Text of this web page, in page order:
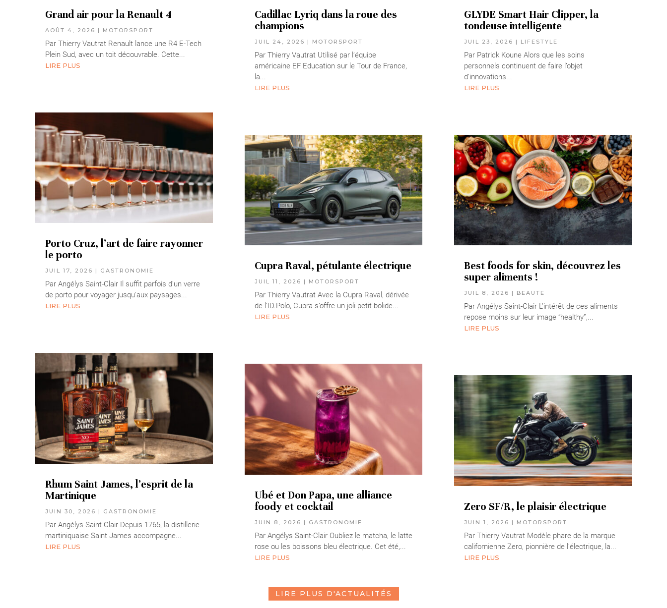
Grand air pour la Renault 4
AOÛT 4, 2026 | MOTORSPORT
Par Thierry Vautrat Renault lance une R4 E-Tech
Plein Sud, avec un toit découvrable. Cette...
LIRE PLUS
Porto Cruz, l’art de faire rayonner
le porto
JUIL 17, 2026 | GASTRONOMIE
Par Angélys Saint-Clair Il suffit parfois d'un verre
de porto pour voyager jusqu'aux paysages...
LIRE PLUS
Rhum Saint James, l’esprit de la
Martinique
JUIN 30, 2026 | GASTRONOMIE
Par Angélys Saint-Clair Depuis 1765, la distillerie
martiniquaise Saint James accompagne...
LIRE PLUS
Cadillac Lyriq dans la roue des
champions
JUIL 24, 2026 | MOTORSPORT
Par Thierry Vautrat Utilisé par l’équipe
américaine EF Education sur le Tour de France,
la...
LIRE PLUS
Cupra Raval, pétulante électrique
JUIL 11, 2026 | MOTORSPORT
Par Thierry Vautrat Avec la Cupra Raval, dérivée
de l’ID.Polo, Cupra s’offre un joli petit bolide...
LIRE PLUS
Ubé et Don Papa, une alliance
foody et cocktail
JUIN 8, 2026 | GASTRONOMIE
Par Angélys Saint-Clair Oubliez le matcha, le latte
rose ou les boissons bleu électrique. Cet été,...
LIRE PLUS
GLYDE Smart Hair Clipper, la
tondeuse intelligente
JUIL 23, 2026 | LIFESTYLE
Par Patrick Koune Alors que les soins
personnels continuent de faire l’objet
d’innovations...
LIRE PLUS
Best foods for skin, découvrez les
super aliments !
JUIL 8, 2026 | BEAUTE
Par Angélys Saint-Clair L’intérêt de ces aliments
repose moins sur leur image “healthy”,...
LIRE PLUS
Zero SF/R, le plaisir électrique
JUIN 1, 2026 | MOTORSPORT
Par Thierry Vautrat Modèle phare de la marque
californienne Zero, pionnière de l’électrique, la...
LIRE PLUS
LIRE PLUS D'ACTUALITÉS